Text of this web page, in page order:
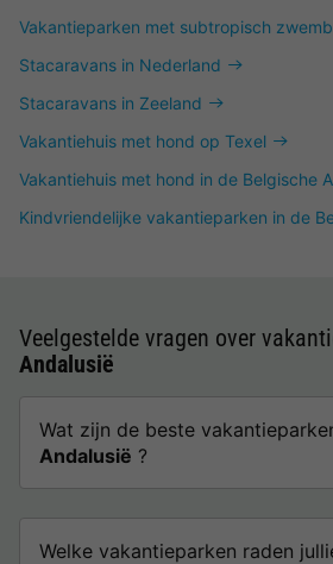
Vakantieparken met subtropisch
Stacaravans in Nederland
Stacaravans in Zeeland
Vakantiehuis met hond op Texel
Vakantiehuis met hond in de Belgische
Kindvriendelijke vakantieparken in de
Veelgestelde vragen over
Andalusië
Wat zijn de beste
Andalusië ?
Welke vakantieparken raden